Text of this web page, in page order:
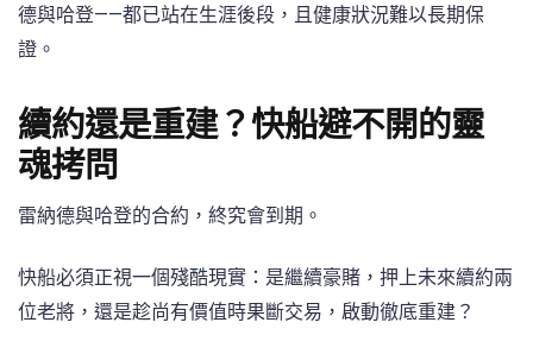
德與哈登——都已站在生涯後段，且健康狀況難以長期保
證。
續約還是重建？快船避不開的靈
魂拷問
雷納德與哈登的合約，終究會到期。
快船必須正視一個殘酷現實：是繼續豪賭，押上未來續約兩
位老將，還是趁尚有價值時果斷交易，啟動徹底重建？